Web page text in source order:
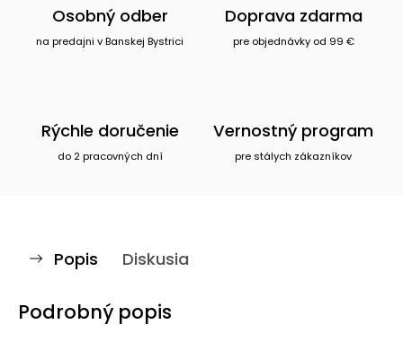
Osobný odber
na predajni v Banskej Bystrici
Doprava zdarma
pre objednávky od 99 €
Rýchle doručenie
do 2 pracovných dní
Vernostný program
pre stálych zákazníkov
Popis Diskusia
Podrobný popis